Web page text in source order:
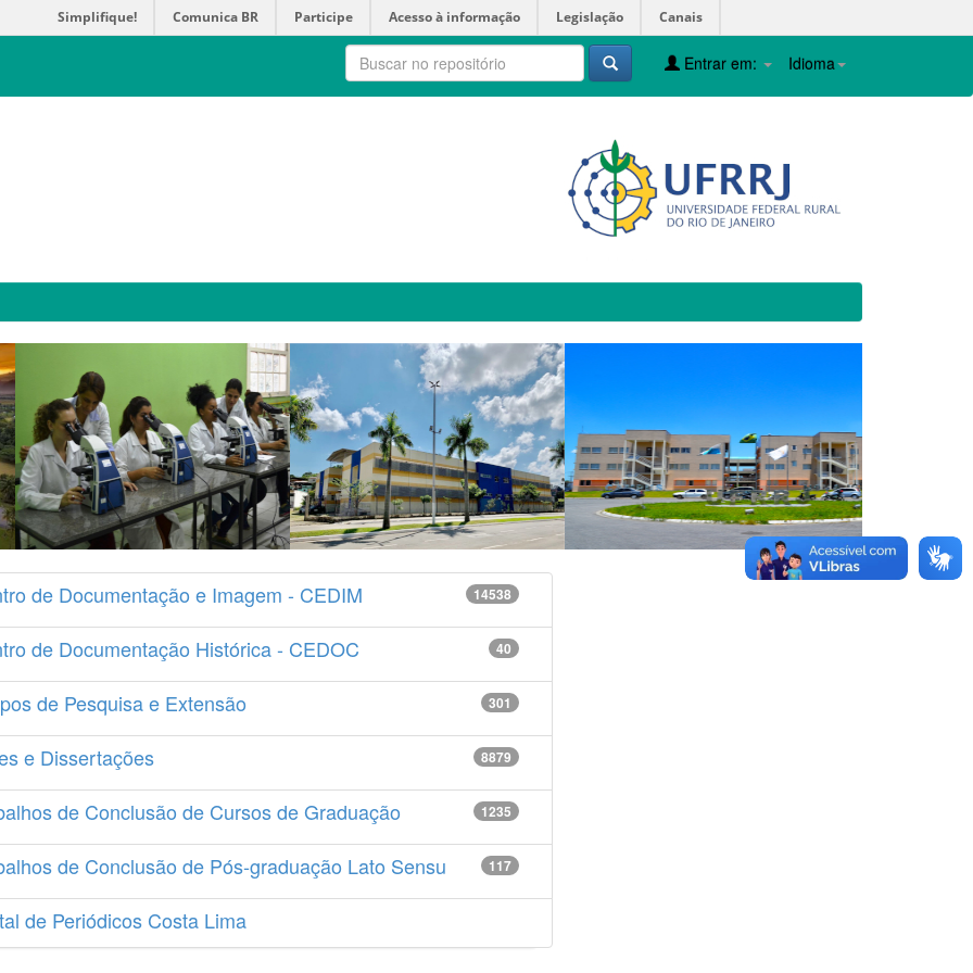
Simplifique! Comunica BR Participe Acesso à informação Legislação Canais
Idioma
Entrar em:
de Documentação e Imagem - CEDIM 14538
de Documentação Histórica - CEDOC 40
de Pesquisa e Extensão 301
e Dissertações 8879
de Conclusão de Cursos de Graduação 1235
de Conclusão de Pós-graduação Lato Sensu 117
de Periódicos Costa Lima